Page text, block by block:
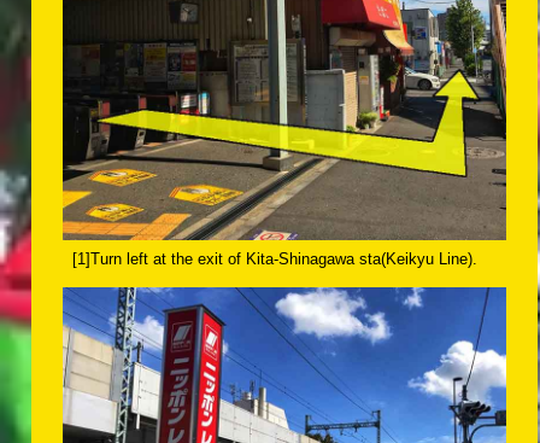
[1]Turn left at the exit of Kita-Shinagawa sta(Keikyu Line).